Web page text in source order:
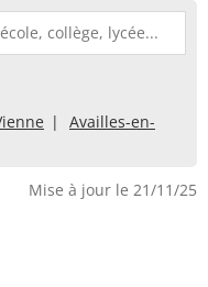
Availles-en-
Mise à jour le 21/11/25